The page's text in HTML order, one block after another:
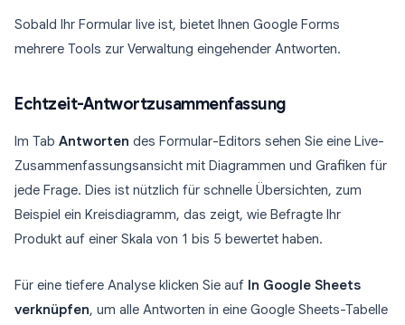
Sobald Ihr Formular live ist, bietet Ihnen Google Forms
mehrere Tools zur Verwaltung eingehender Antworten.
Echtzeit-Antwortzusammenfassung
Im Tab Antworten des Formular-Editors sehen Sie eine Live-
Zusammenfassungsansicht mit Diagrammen und Grafiken für
jede Frage. Dies ist nützlich für schnelle Übersichten, zum
Beispiel ein Kreisdiagramm, das zeigt, wie Befragte Ihr
Produkt auf einer Skala von 1 bis 5 bewertet haben.
Für eine tiefere Analyse klicken Sie auf In Google Sheets
verknüpfen, um alle Antworten in eine Google Sheets-Tabelle